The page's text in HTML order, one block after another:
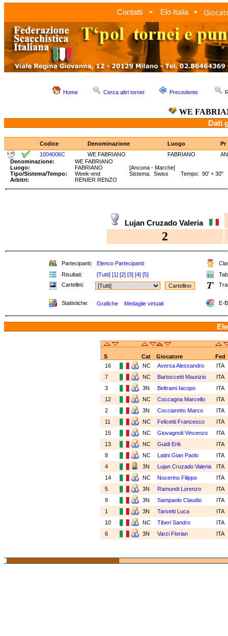
Contatti Elo Italia
Home Cerca altri tornei Precedente
WE
Dati
Codice Denominazione Luogo
Pr
1004006C
WE FABRIANO FABRIANO
AN
Denominazione:
WE FABRIANO
Luogo:
FABRIANO
[Ancona - Marche]
Tipo/Sistema/Tempo:
Week-end
Sistema: Swiss Tempo: 90' + 30"
Arbitri:
RENIER RENZO
Lujan Cruzado Valeria
2
Partecipanti: Elenco Partecipanti
Risultati:
[Tutti] [1] [2] [3] [4] [5]
Cartellini:
Statistiche: Grafiche Medaglie virtuali E-
S Cat Giocatore
Fed
16
NC Aversa Alessandro
ITA
7
NC Bartoccetti Maurizio
ITA
3
3N Beltrami Iacopo
ITA
12
NC Coccagna Marcello
ITA
2
3N Cocciaretto Marco
ITA
11
NC Felicetti Francesco
ITA
15
NC Giovagnoli Vincenzo
ITA
13
NC Guidi Erik
ITA
8
NC Latini Gian Paolo
ITA
4
3N Lujan Cruzado Valeria
ITA
14
NC Nocerino Filippo
ITA
5
3N Ramundi Lorenzo
ITA
9
3N Sampaolo Claudio
ITA
1
3N Tarsetti Luca
ITA
10
NC Tiberi Sandro
ITA
6
3N Varzi Florian ITA